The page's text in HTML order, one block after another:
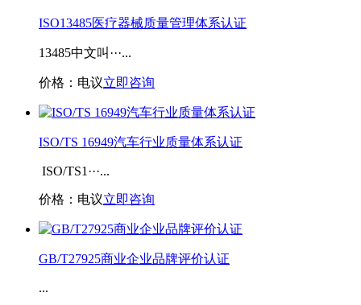
ISO13485医疗器械质量管理体系认证
13485中文叫···...
价格：电议立即咨询
ISO/TS 16949汽车行业质量体系认证
ISO/TS1···...
价格：电议立即咨询
GB/T27925商业企业品牌评价认证
...